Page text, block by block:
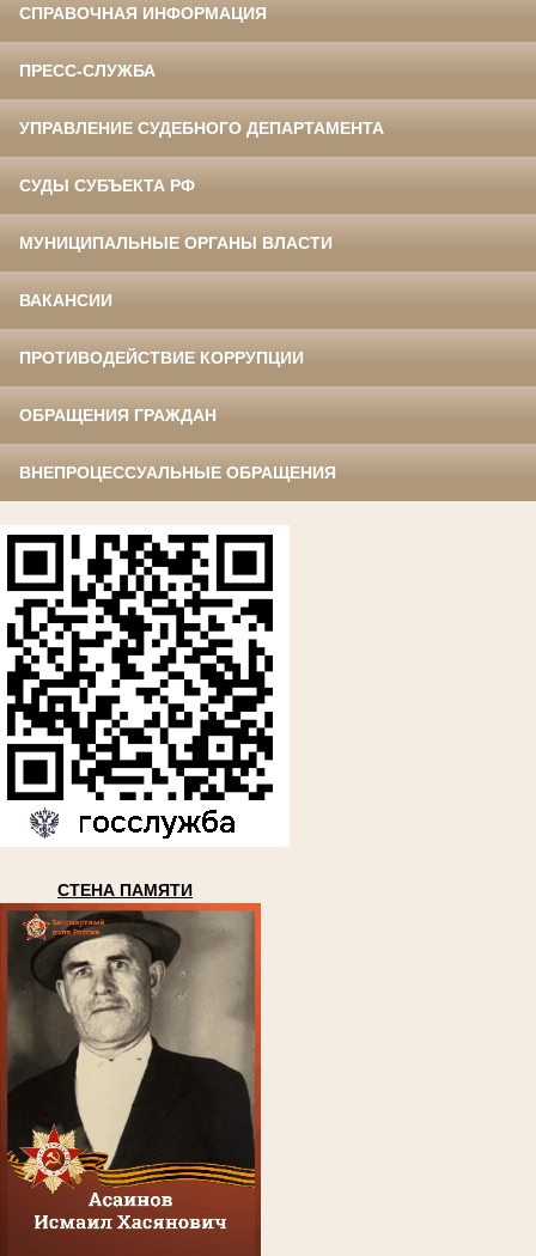
СПРАВОЧНАЯ ИНФОРМАЦИЯ
ПРЕСС-СЛУЖБА
УПРАВЛЕНИЕ СУДЕБНОГО ДЕПАРТАМЕНТА
СУДЫ СУБЪЕКТА РФ
МУНИЦИПАЛЬНЫЕ ОРГАНЫ ВЛАСТИ
ВАКАНСИИ
ПРОТИВОДЕЙСТВИЕ КОРРУПЦИИ
ОБРАЩЕНИЯ ГРАЖДАН
ВНЕПРОЦЕССУАЛЬНЫЕ ОБРАЩЕНИЯ
СТЕНА ПАМЯТИ